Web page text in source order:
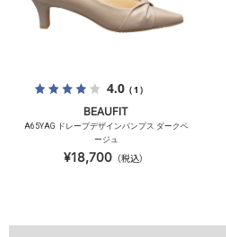
4.0（1）
BEAUFIT
A65YAG ドレープデザインパンプス ダークベ
ージュ
¥18,700 （税込）